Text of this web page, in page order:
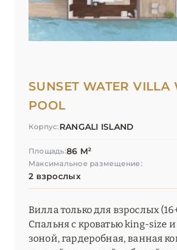
SUNSET WATER VILLA
POOL
Корпус: RANGALI ISLAND
Площадь:86 М²
Максимальное размещение:
2 взрослых
Вилла только для взрослых
Спальня с кроватью king-size
зоной, гардеробная, ванная